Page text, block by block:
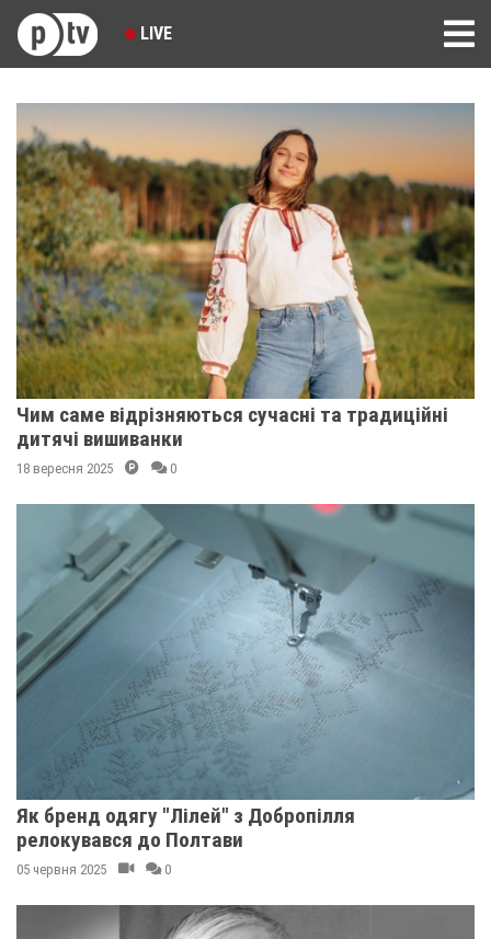
LIVE
Чим саме відрізняються сучасні та традиційні
дитячі вишиванки
18 вересня 2025 0
Як бренд одягу "Лілей" з Добропілля
релокувався до Полтави
05 червня 2025 0